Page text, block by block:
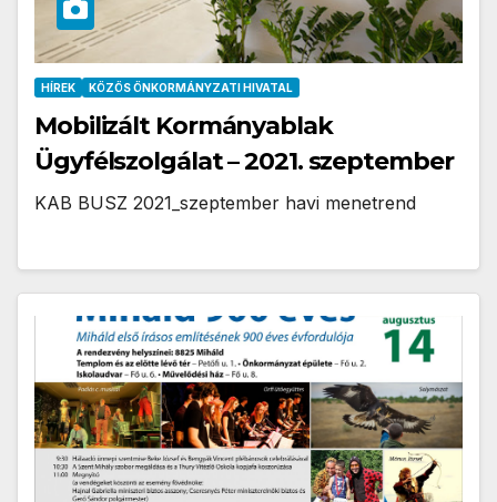
HÍREK KÖZÖS ÖNKORMÁNYZATI HIVATAL
Mobilizált Kormányablak
Ügyfélszolgálat – 2021. szeptember
KAB BUSZ 2021_szeptember havi menetrend